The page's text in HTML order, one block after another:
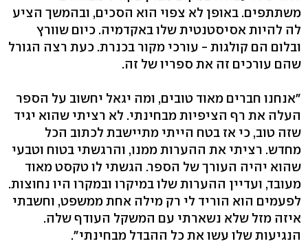
משתתפים. באופן לא צפוי הוא הסכים, ובהמשך הציע
לה להיות אסיסטנטית שלו באקדמיה. כיום שוורץ
ובלום הם קולגות - עורכי מקור בכנרת. כעת רצה הגורל
שהם עורכים זה את ספריו של זה.
"אנחנו חברים מאוד טובים, ומה יגאל יחשוב על הספר
העלה את רף הציפיות מבחינתי. לא רציתי שהוא יגיד
שזה טוב, כי אז בטח הייתי מתיישבת לכתוב הכל
מחדש. רציתי את ההערות ממנו, והרגשתי בטוח וטבעי
שהוא יהיה העורך של הספר. הגשתי לו טקסט מאוד
מעובד, ועדיין ההערות שלו במיקרו ובמקרו היו נחוצות.
לפעמים הוא הוריד לי רק מילה אחת ממשפט, וחשבתי
איזה מזל שלא נשארתי עם המשקל העודף שלה.
הנגיעות שלו עשו את כל ההבדל מבחינתי".